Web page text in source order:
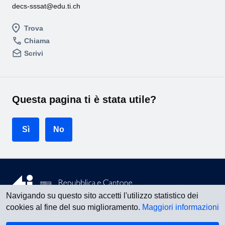
Navigando su questo sito accetti l'utilizzo statistico dei
cookies al fine del suo miglioramento. Maggiori informazioni
Trova
Chiama
Scrivi
decs-sssat@edu.ti.ch
Questa pagina ti è stata utile?
Sì No